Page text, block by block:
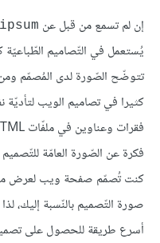
إن لم تسمع من قبل عن
يُستعمل في التّصاميم
تتوضّح الصّورة لدى المُصمّم
كثيرا في تصاميم الويب
فكرة عن الصّورة العامّة
كنت تُصمّم صفحة ويب لعرض
صورة التّصميم بالنّسبة إليك،
أسرع طريقة للحصول على